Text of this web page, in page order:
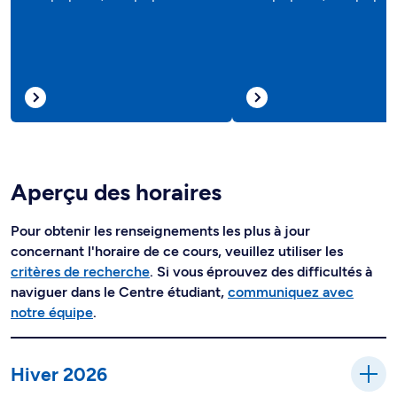
Aperçu des horaires
Pour obtenir les renseignements les plus à jour
concernant l'horaire de ce cours, veuillez utiliser les
critères de recherche. Si vous éprouvez des difficultés à
naviguer dans le Centre étudiant, communiquez avec
notre équipe.
Hiver 2026